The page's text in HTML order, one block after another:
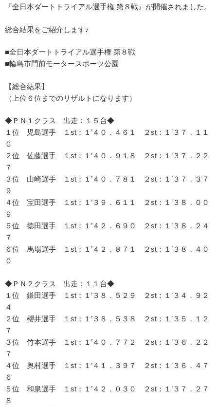
『全日本ダートトライアル選手権 第８戦』が開催されました。
総合結果をご紹介します♪
■全日本ダートトライアル選手権 第８戦
■輪島市門前モータースポーツ公園
【総合結果】
（上位６位までのリザルトになります）
◆ＰＮ１クラス 出走：１５台◆
１位 児島選手 １st：１’４０．４６１ ２st：１’３７．１１
０
２位 佐藤選手 １st：１’４０．９１８ ２st：１’３７．２２
７
３位 山崎選手 １st：１’４０．７８１ ２st：１’３７．３７
９
４位 宝田選手 １st：１’３９．６１１ ２st：１’３８．００
９
５位 徳田選手 １st：１’４２．６９０ ２st：１’３８．２４
７
６位 馬場選手 １st：１’４２．８７１ ２st：１’３８．４０
０
◆ＰＮ２クラス 出走：１１台◆
１位 鎌田選手 １st：１’３８．５２９ ２st：１’３４．９２
４
２位 櫻井選手 １st：１’３８．５３８ ２st：１’３５．１２
７
３位 竹本選手 １st：１’４０．７７２ ２st：１’３６．２２
７
４位 奥村選手 １st：１’４１．３９７ ２st：１’３６．４７
６
５位 和泉選手 １st：１’４２．０３０ ２st：１’３７．２７
８